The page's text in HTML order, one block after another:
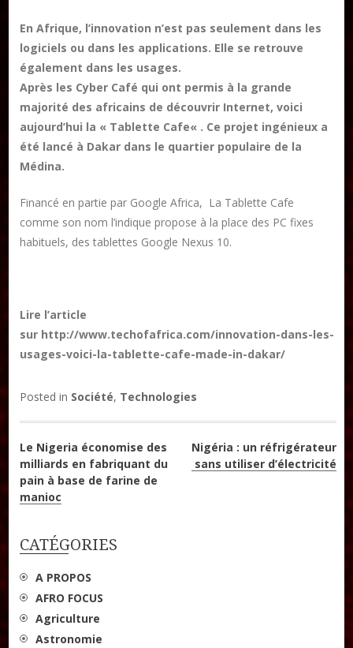
Formation en Édition Numérique
Les ateliers d’écriture littéraire
Mame Hulo
AUTEURS
DON
Formation en Édition Numérique
En Afrique, l’innovation n’est pas seulement dans les
logiciels ou dans les applications. Elle se retrouve
également dans les usages.
Après les Cyber Café qui ont permis à la grande
majorité des africains de découvrir Internet, voici
aujourd’hui la « Tablette Cafe« . Ce projet ingénieux a
été lancé à Dakar dans le quartier populaire de la
Médina.
Financé en partie par Google Africa, La Tablette Cafe
comme son nom l’indique propose à la place des PC fixes
habituels, des tablettes Google Nexus 10.
Lire l’article
sur http://www.techofafrica.com/innovation-dans-les-
usages-voici-la-tablette-cafe-made-in-dakar/
Posted in Société, Technologies
Navigation
de
l’article
Le Nigeria économise des
milliards en fabriquant du
pain à base de farine de
manioc
Nigéria : un réfrigérateur
sans utiliser d’électricité
CATÉGORIES
A PROPOS
AFRO FOCUS
Agriculture
Astronomie